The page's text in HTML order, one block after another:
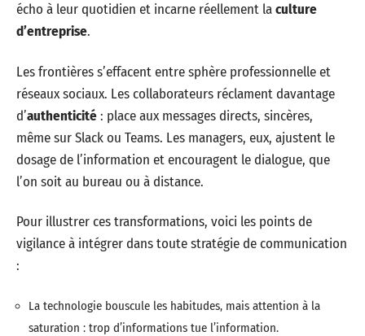
écho à leur quotidien et incarne réellement laculture
d’entreprise.
Les frontières s’effacent entre sphère professionnelle et
réseaux sociaux. Les collaborateurs réclament davantage
d’authenticité: place aux messages directs, sincères,
même sur Slack ou Teams. Les managers, eux, ajustent le
dosage de l’information et encouragent le dialogue, que
l’on soit au bureau ou à distance.
Pour illustrer ces transformations, voici les points de
vigilance à intégrer dans toute stratégie de communication
:
La technologie bouscule les habitudes, mais attention à la
saturation : trop d’informations tue l’information.